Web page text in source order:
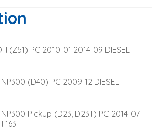
II (Z51) PC 2010-01 2014-09 DIESEL
(D40) PC 2009-12 DIESEL
NP300 Pickup (D23, D23T) PC 2014-07
163